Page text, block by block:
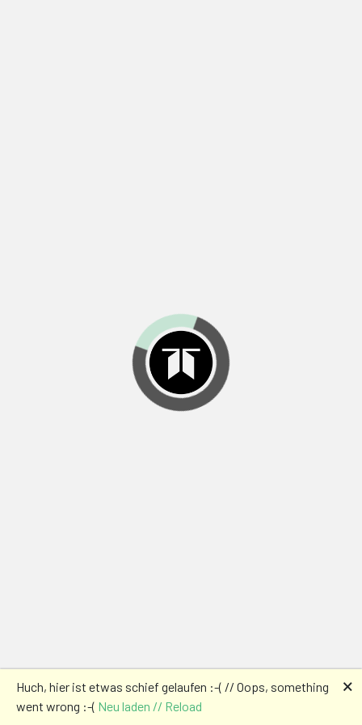
Huch, hier ist etwas schief gelaufen :-( // Oops, something
went wrong :-( Neu laden // Reload
🗙